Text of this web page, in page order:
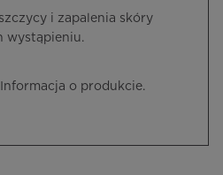
i zapalenia skóry
wystąpieniu.
o produkcie.